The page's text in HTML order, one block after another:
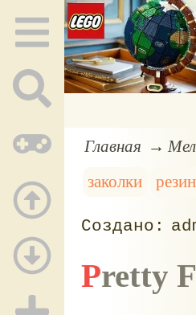
Главная
заколки
Pretty